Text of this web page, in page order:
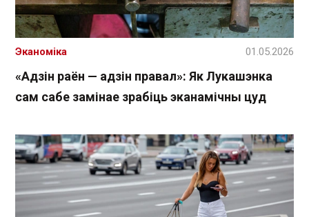
«Адзін раён — адзін правал»: Як Лукашэнка
сам сабе замінае зрабіць эканамічны цуд
Эканоміка 01.05.2026